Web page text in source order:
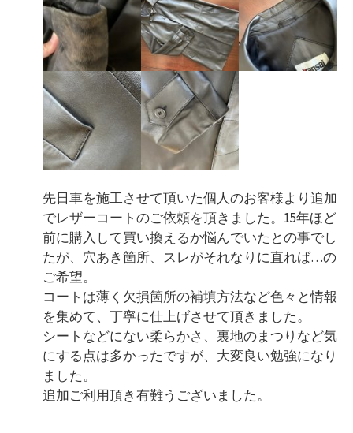
先日車を施工させて頂いた個人のお客様より追加
でレザーコートのご依頼を頂きました。15年ほど
前に購入して買い換えるか悩んでいたとの事でし
たが、穴あき箇所、スレがそれなりに直れば…の
ご希望。
コートは薄く欠損箇所の補填方法など色々と情報
を集めて、丁寧に仕上げさせて頂きました。
シートなどにない柔らかさ、裏地のまつりなど気
にする点は多かったですが、大変良い勉強になり
ました。
追加ご利用頂き有難うございました。